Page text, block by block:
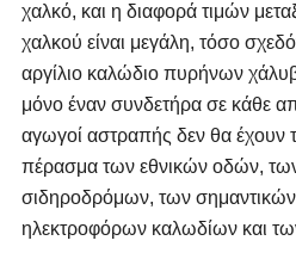
χαλκό, και η διαφορά τιμών
χαλκού είναι μεγάλη, τόσο
αργίλιο καλώδιο πυρήνων
μόνο έναν συνδετήρα σε κάθε
αγωγοί αστραπής δεν θα έχουν
πέρασμα των εθνικών οδών,
σιδηροδρόμων, των
ηλεκτροφόρων καλωδίων και